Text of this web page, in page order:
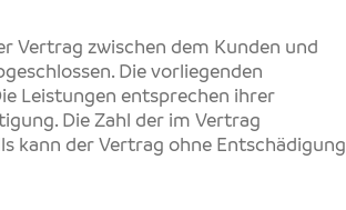
Vertrag zwischen dem Kunden und
Die vorliegenden
Leistungen entsprechen ihrer
Die Zahl der im Vertrag
kann der Vertrag ohne Entschädigung